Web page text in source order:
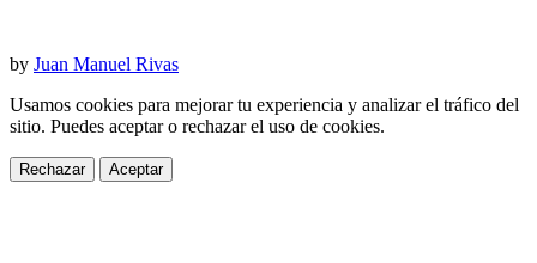
by Juan Manuel Rivas
Usamos cookies para mejorar tu experiencia y analizar el tráfico del
sitio. Puedes aceptar o rechazar el uso de cookies.
Rechazar Aceptar